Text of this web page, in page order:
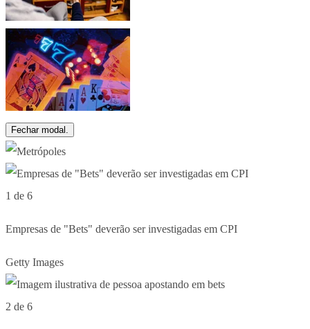
Fechar modal.
1 de 6
Empresas de "Bets" deverão ser investigadas em CPI
Getty Images
2 de 6